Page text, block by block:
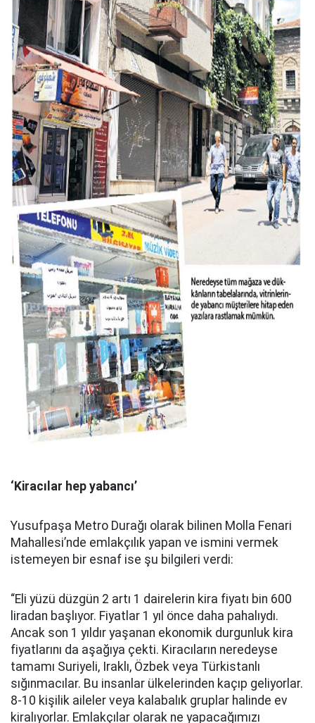
‘Kiracılar hep yabancı’
Yusufpaşa Metro Durağı olarak bilinen Molla Fenari
Mahallesi’nde emlakçılık yapan ve ismini vermek
istemeyen bir esnaf ise şu bilgileri verdi:
“Eli yüzü düzgün 2 artı 1 dairelerin kira fiyatı bin 600
liradan başlıyor. Fiyatlar 1 yıl önce daha pahalıydı.
Ancak son 1 yıldır yaşanan ekonomik durgunluk kira
fiyatlarını da aşağıya çekti. Kiracıların neredeyse
tamamı Suriyeli, Iraklı, Özbek veya Türkistanlı
sığınmacılar. Bu insanlar ülkelerinden kaçıp geliyorlar.
8-10 kişilik aileler veya kalabalık gruplar halinde ev
kiralıyorlar. Emlakçılar olarak ne yapacağımızı